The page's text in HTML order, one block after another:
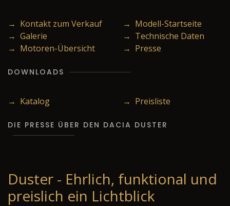
→ Kontakt zum Verkauf
→ Modell-Startseite
→ Galerie
→ Technische Daten
→ Motoren-Übersicht
→ Presse
DOWNLOADS
→ Katalog → Preisliste
DIE PRESSE ÜBER DEN DACIA DUSTER
Duster - Ehrlich, funktional und
preislich ein Lichtblick